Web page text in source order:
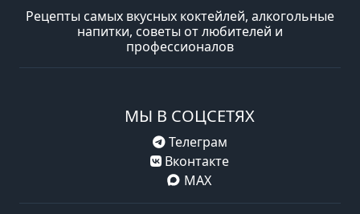
Рецепты самых вкусных коктейлей, алкогольные
напитки, советы от любителей и
профессионалов
МЫ В СОЦСЕТЯХ
Телеграм
Вконтакте
MAX